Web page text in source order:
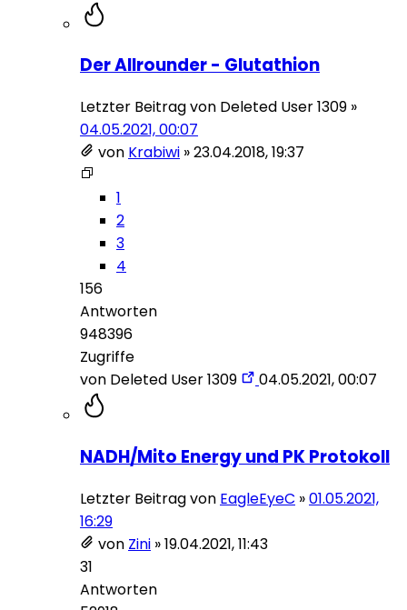
Der Allrounder - Glutathion
Letzter Beitrag von Deleted User 1309 »
04.05.2021, 00:07
von Krabiwi »23.04.2018, 19:37
1
2
3
4
156
Antworten
948396
Zugriffe
von Deleted User 1309 04.05.2021, 00:07
NADH/Mito Energy und PK Protokoll
Letzter Beitrag von EagleEyeC »01.05.2021,
16:29
von Zini »19.04.2021, 11:43
31
Antworten